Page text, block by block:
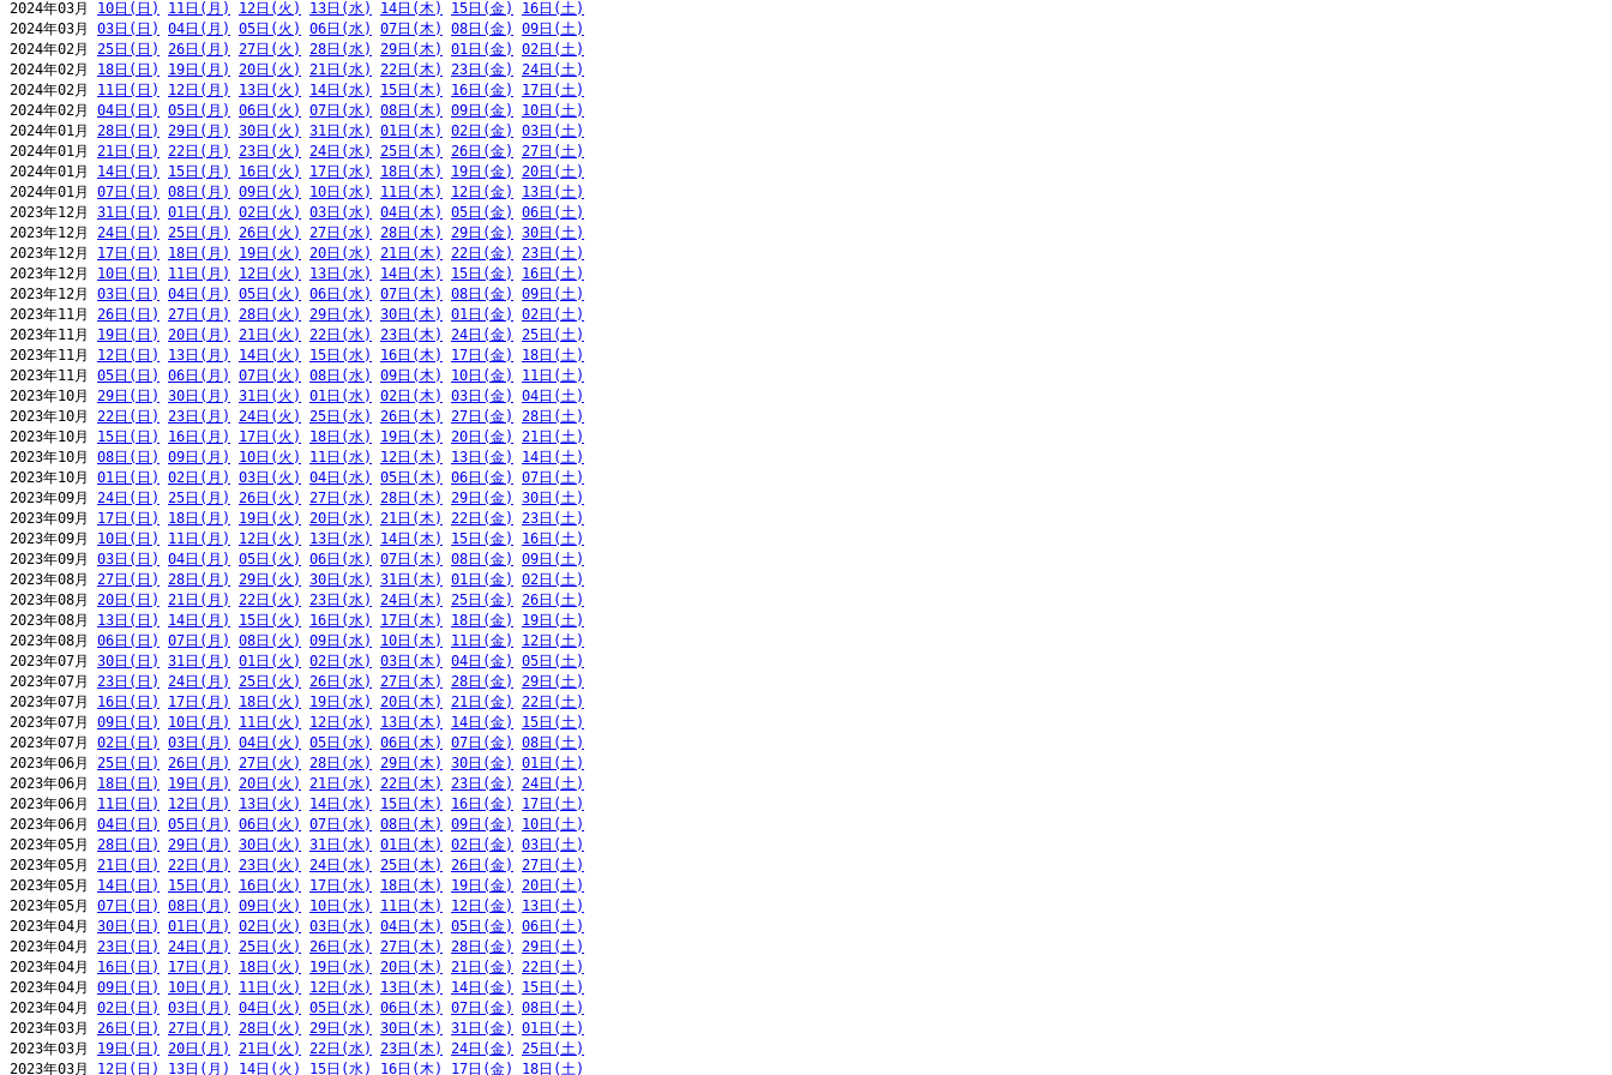
2024年03月 10日(日) 11日(月) 12日(火) 13日(水) 14日(木) 15日(金)
16日(土)
2024年03月 03日(日) 04日(月) 05日(火) 06日(水) 07日(木) 08日(金)
09日(土)
2024年02月 25日(日) 26日(月) 27日(火) 28日(水) 29日(木) 01日(金)
02日(土)
2024年02月 18日(日) 19日(月) 20日(火) 21日(水) 22日(木) 23日(金)
24日(土)
2024年02月 11日(日) 12日(月) 13日(火) 14日(水) 15日(木) 16日(金)
17日(土)
2024年02月 04日(日) 05日(月) 06日(火) 07日(水) 08日(木) 09日(金)
10日(土)
2024年01月 28日(日) 29日(月) 30日(火) 31日(水) 01日(木) 02日(金)
03日(土)
2024年01月 21日(日) 22日(月) 23日(火) 24日(水) 25日(木) 26日(金)
27日(土)
2024年01月 14日(日) 15日(月) 16日(火) 17日(水) 18日(木) 19日(金)
20日(土)
2024年01月 07日(日) 08日(月) 09日(火) 10日(水) 11日(木) 12日(金)
13日(土)
2023年12月 31日(日) 01日(月) 02日(火) 03日(水) 04日(木) 05日(金)
06日(土)
2023年12月 24日(日) 25日(月) 26日(火) 27日(水) 28日(木) 29日(金)
30日(土)
2023年12月 17日(日) 18日(月) 19日(火) 20日(水) 21日(木) 22日(金)
23日(土)
2023年12月 10日(日) 11日(月) 12日(火) 13日(水) 14日(木) 15日(金)
16日(土)
2023年12月 03日(日) 04日(月) 05日(火) 06日(水) 07日(木) 08日(金)
09日(土)
2023年11月 26日(日) 27日(月) 28日(火) 29日(水) 30日(木) 01日(金)
02日(土)
2023年11月 19日(日) 20日(月) 21日(火) 22日(水) 23日(木) 24日(金)
25日(土)
2023年11月 12日(日) 13日(月) 14日(火) 15日(水) 16日(木) 17日(金)
18日(土)
2023年11月 05日(日) 06日(月) 07日(火) 08日(水) 09日(木) 10日(金)
11日(土)
2023年10月 29日(日) 30日(月) 31日(火) 01日(水) 02日(木) 03日(金)
04日(土)
2023年10月 22日(日) 23日(月) 24日(火) 25日(水) 26日(木) 27日(金)
28日(土)
2023年10月 15日(日) 16日(月) 17日(火) 18日(水) 19日(木) 20日(金)
21日(土)
2023年10月 08日(日) 09日(月) 10日(火) 11日(水) 12日(木) 13日(金)
14日(土)
2023年10月 01日(日) 02日(月) 03日(火) 04日(水) 05日(木) 06日(金)
07日(土)
2023年09月 24日(日) 25日(月) 26日(火) 27日(水) 28日(木) 29日(金)
30日(土)
2023年09月 17日(日) 18日(月) 19日(火) 20日(水) 21日(木) 22日(金)
23日(土)
2023年09月 10日(日) 11日(月) 12日(火) 13日(水) 14日(木) 15日(金)
16日(土)
2023年09月 03日(日) 04日(月) 05日(火) 06日(水) 07日(木) 08日(金)
09日(土)
2023年08月 27日(日) 28日(月) 29日(火) 30日(水) 31日(木) 01日(金)
02日(土)
2023年08月 20日(日) 21日(月) 22日(火) 23日(水) 24日(木) 25日(金)
26日(土)
2023年08月 13日(日) 14日(月) 15日(火) 16日(水) 17日(木) 18日(金)
19日(土)
2023年08月 06日(日) 07日(月) 08日(火) 09日(水) 10日(木) 11日(金)
12日(土)
2023年07月 30日(日) 31日(月) 01日(火) 02日(水) 03日(木) 04日(金)
05日(土)
2023年07月 23日(日) 24日(月) 25日(火) 26日(水) 27日(木) 28日(金)
29日(土)
2023年07月 16日(日) 17日(月) 18日(火) 19日(水) 20日(木) 21日(金)
22日(土)
2023年07月 09日(日) 10日(月) 11日(火) 12日(水) 13日(木) 14日(金)
15日(土)
2023年07月 02日(日) 03日(月) 04日(火) 05日(水) 06日(木) 07日(金)
08日(土)
2023年06月 25日(日) 26日(月) 27日(火) 28日(水) 29日(木) 30日(金)
01日(土)
2023年06月 18日(日) 19日(月) 20日(火) 21日(水) 22日(木) 23日(金)
24日(土)
2023年06月 11日(日) 12日(月) 13日(火) 14日(水) 15日(木) 16日(金)
17日(土)
2023年06月 04日(日) 05日(月) 06日(火) 07日(水) 08日(木) 09日(金)
10日(土)
2023年05月 28日(日) 29日(月) 30日(火) 31日(水) 01日(木) 02日(金)
03日(土)
2023年05月 21日(日) 22日(月) 23日(火) 24日(水) 25日(木) 26日(金)
27日(土)
2023年05月 14日(日) 15日(月) 16日(火) 17日(水) 18日(木) 19日(金)
20日(土)
2023年05月 07日(日) 08日(月) 09日(火) 10日(水) 11日(木) 12日(金)
13日(土)
2023年04月 30日(日) 01日(月) 02日(火) 03日(水) 04日(木) 05日(金)
06日(土)
2023年04月 23日(日) 24日(月) 25日(火) 26日(水) 27日(木) 28日(金)
29日(土)
2023年04月 16日(日) 17日(月) 18日(火) 19日(水) 20日(木) 21日(金)
22日(土)
2023年04月 09日(日) 10日(月) 11日(火) 12日(水) 13日(木) 14日(金)
15日(土)
2023年04月 02日(日) 03日(月) 04日(火) 05日(水) 06日(木) 07日(金)
08日(土)
2023年03月 26日(日) 27日(月) 28日(火) 29日(水) 30日(木) 31日(金)
01日(土)
2023年03月 19日(日) 20日(月) 21日(火) 22日(水) 23日(木) 24日(金)
25日(土)
2023年03月 12日(日) 13日(月) 14日(火) 15日(水) 16日(木) 17日(金) 18日(土)